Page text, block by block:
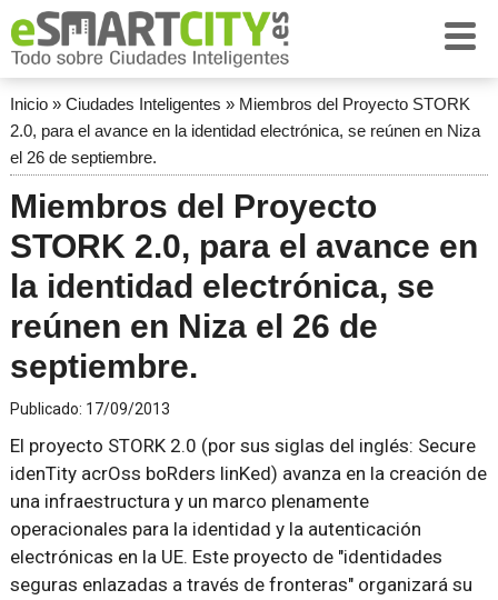
Inicio» Ciudades Inteligentes » Miembros del Proyecto STORK
2.0, para el avance en la identidad electrónica, se reúnen en Niza
el 26 de septiembre.
Miembros del Proyecto
STORK 2.0, para el avance en
la identidad electrónica, se
reúnen en Niza el 26 de
septiembre.
Publicado: 17/09/2013
El proyecto STORK 2.0 (por sus siglas del inglés: Secure
idenTity acrOss boRders linKed) avanza en la creación de
una infraestructura y un marco plenamente
operacionales para la identidad y la autenticación
electrónicas en la UE. Este proyecto de "identidades
seguras enlazadas a través de fronteras" organizará su